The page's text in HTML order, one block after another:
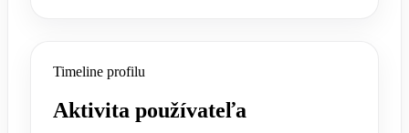
Timeline profilu
Aktivita používateľa